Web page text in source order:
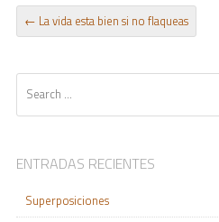
POST NAVIGATION
← La vida esta bien si no flaqueas
ENTRADAS RECIENTES
Superposiciones